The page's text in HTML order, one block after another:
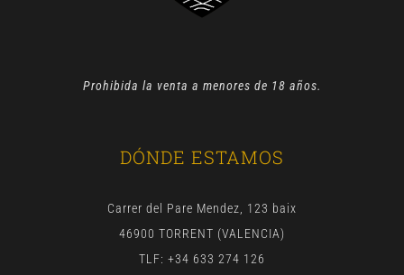
Prohibida la venta a menores de 18 años.
DÓNDE ESTAMOS
Carrer del Pare Mendez, 123 baix
46900 TORRENT (VALENCIA)
TLF: +34 633 274 126